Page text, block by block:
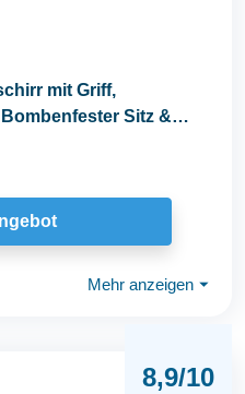
mit Griff,
Sitz &
Mehr anzeigen ⏷
8,9/10